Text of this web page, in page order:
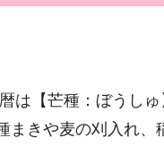
は【芒種：ぼうし
まきや麦の刈入れ